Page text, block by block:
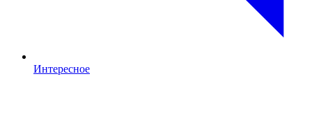
Интересное